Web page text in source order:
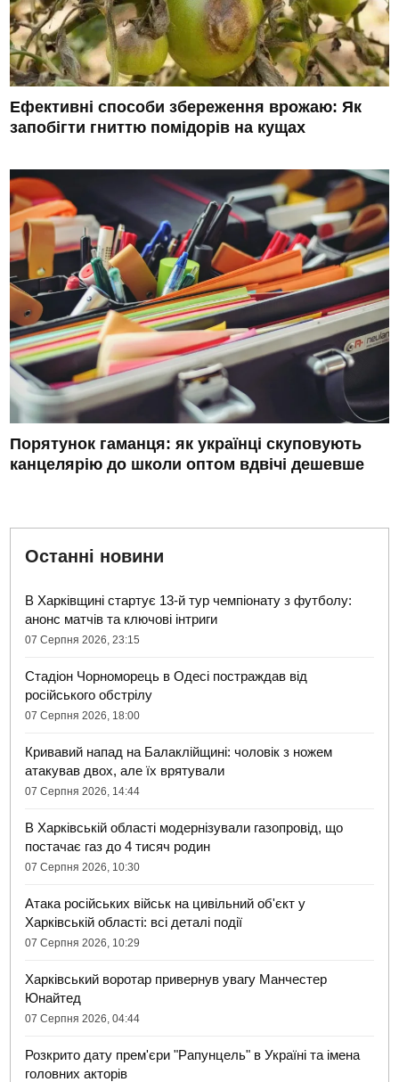
Ефективні способи збереження врожаю: Як
запобігти гниттю помідорів на кущах
Порятунок гаманця: як українці скуповують
канцелярію до школи оптом вдвічі дешевше
Останні новини
В Харківщині стартує 13-й тур чемпіонату з футболу:
анонс матчів та ключові інтриги
07 Серпня 2026, 23:15
Стадіон Чорноморець в Одесі постраждав від
російського обстрілу
07 Серпня 2026, 18:00
Кривавий напад на Балаклійщині: чоловік з ножем
атакував двох, але їх врятували
07 Серпня 2026, 14:44
В Харківській області модернізували газопровід, що
постачає газ до 4 тисяч родин
07 Серпня 2026, 10:30
Атака російських військ на цивільний об'єкт у
Харківській області: всі деталі події
07 Серпня 2026, 10:29
Харківський воротар привернув увагу Манчестер
Юнайтед
07 Серпня 2026, 04:44
Розкрито дату прем'єри "Рапунцель" в Україні та імена
головних акторів